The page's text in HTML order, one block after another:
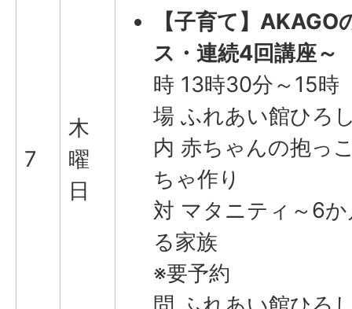
7
木
曜
日
【子育て】
ス・連続4回講座～
時 13時30分～15時
場 ふれあい館ひろ
内 赤ちゃんの抱っ
ちゃ作り
対 マタニティ～6
る家族
※要予約